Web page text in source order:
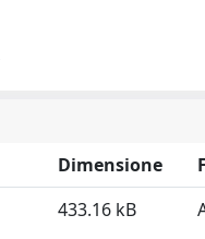
Dimensione
433.16 kB